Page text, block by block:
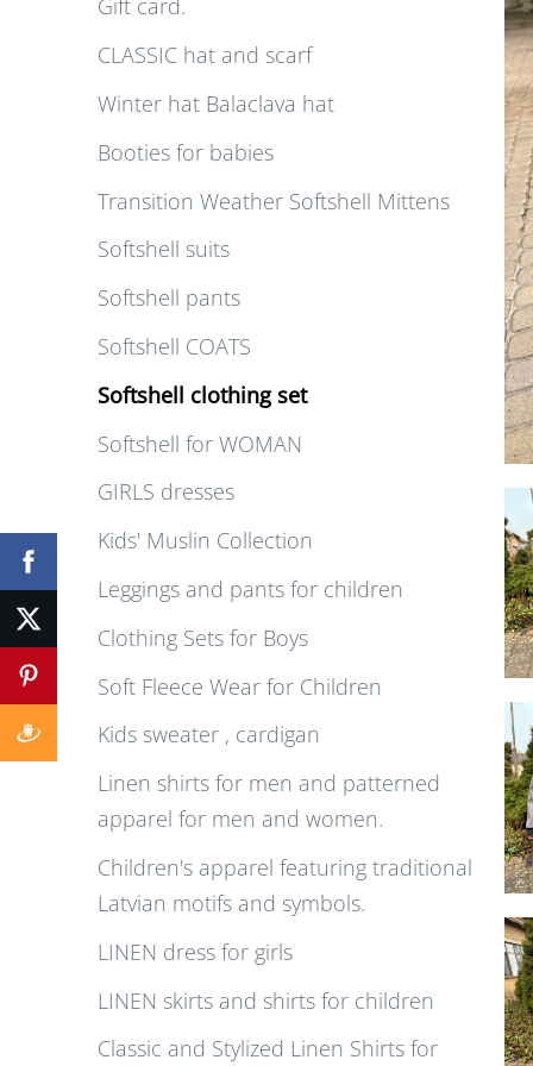
Gift card.
CLASSIC hat and scarf
Winter hat Balaclava hat
Booties for babies
Transition Weather Softshell Mittens
Softshell suits
Softshell pants
Softshell COATS
Softshell clothing set
Softshell for WOMAN
GIRLS dresses
Kids' Muslin Collection
Leggings and pants for children
Clothing Sets for Boys
Soft Fleece Wear for Children
Kids sweater , cardigan
Linen shirts for men and patterned
apparel for men and women.
Children's apparel featuring traditional
Latvian motifs and symbols.
LINEN dress for girls
LINEN skirts and shirts for children
Classic and Stylized Linen Shirts for